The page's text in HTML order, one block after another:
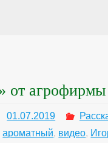
от
01.07.2019
ароматный, видео,